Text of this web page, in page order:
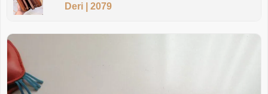
Deri | 2079